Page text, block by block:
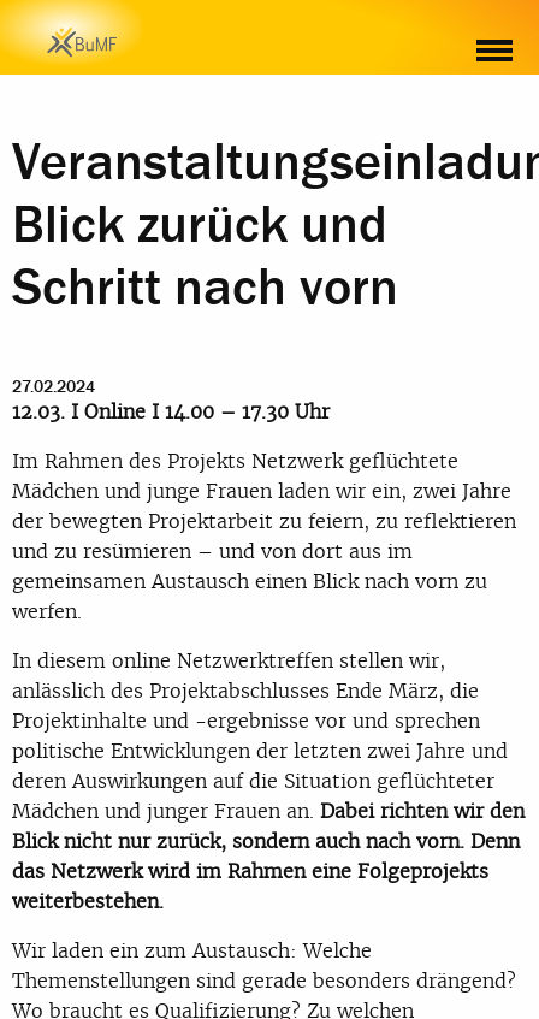
MATERIAL
Blick zurück und
Schritt nach vorn
27.02.2024
12.03. I Online I 14.00 – 17.30 Uhr
Im Rahmen des Projekts Netzwerk geflüchtete
Mädchen und junge Frauen laden wir ein, zwei Jahre
der bewegten Projektarbeit zu feiern, zu reflektieren
und zu resümieren – und von dort aus im
gemeinsamen Austausch einen Blick nach vorn zu
werfen.
In diesem online Netzwerktreffen stellen wir,
anlässlich des Projektabschlusses Ende März, die
Projektinhalte und -ergebnisse vor und sprechen
politische Entwicklungen der letzten zwei Jahre und
deren Auswirkungen auf die Situation geflüchteter
Mädchen und junger Frauen an. Dabei richten wir den
Blick nicht nur zurück, sondern auch nach vorn. Denn
das Netzwerk wird im Rahmen eine Folgeprojekts
weiterbestehen.
Wir laden ein zum Austausch: Welche
Themenstellungen sind gerade besonders drängend?
Wo braucht es Qualifizierung? Zu welchen